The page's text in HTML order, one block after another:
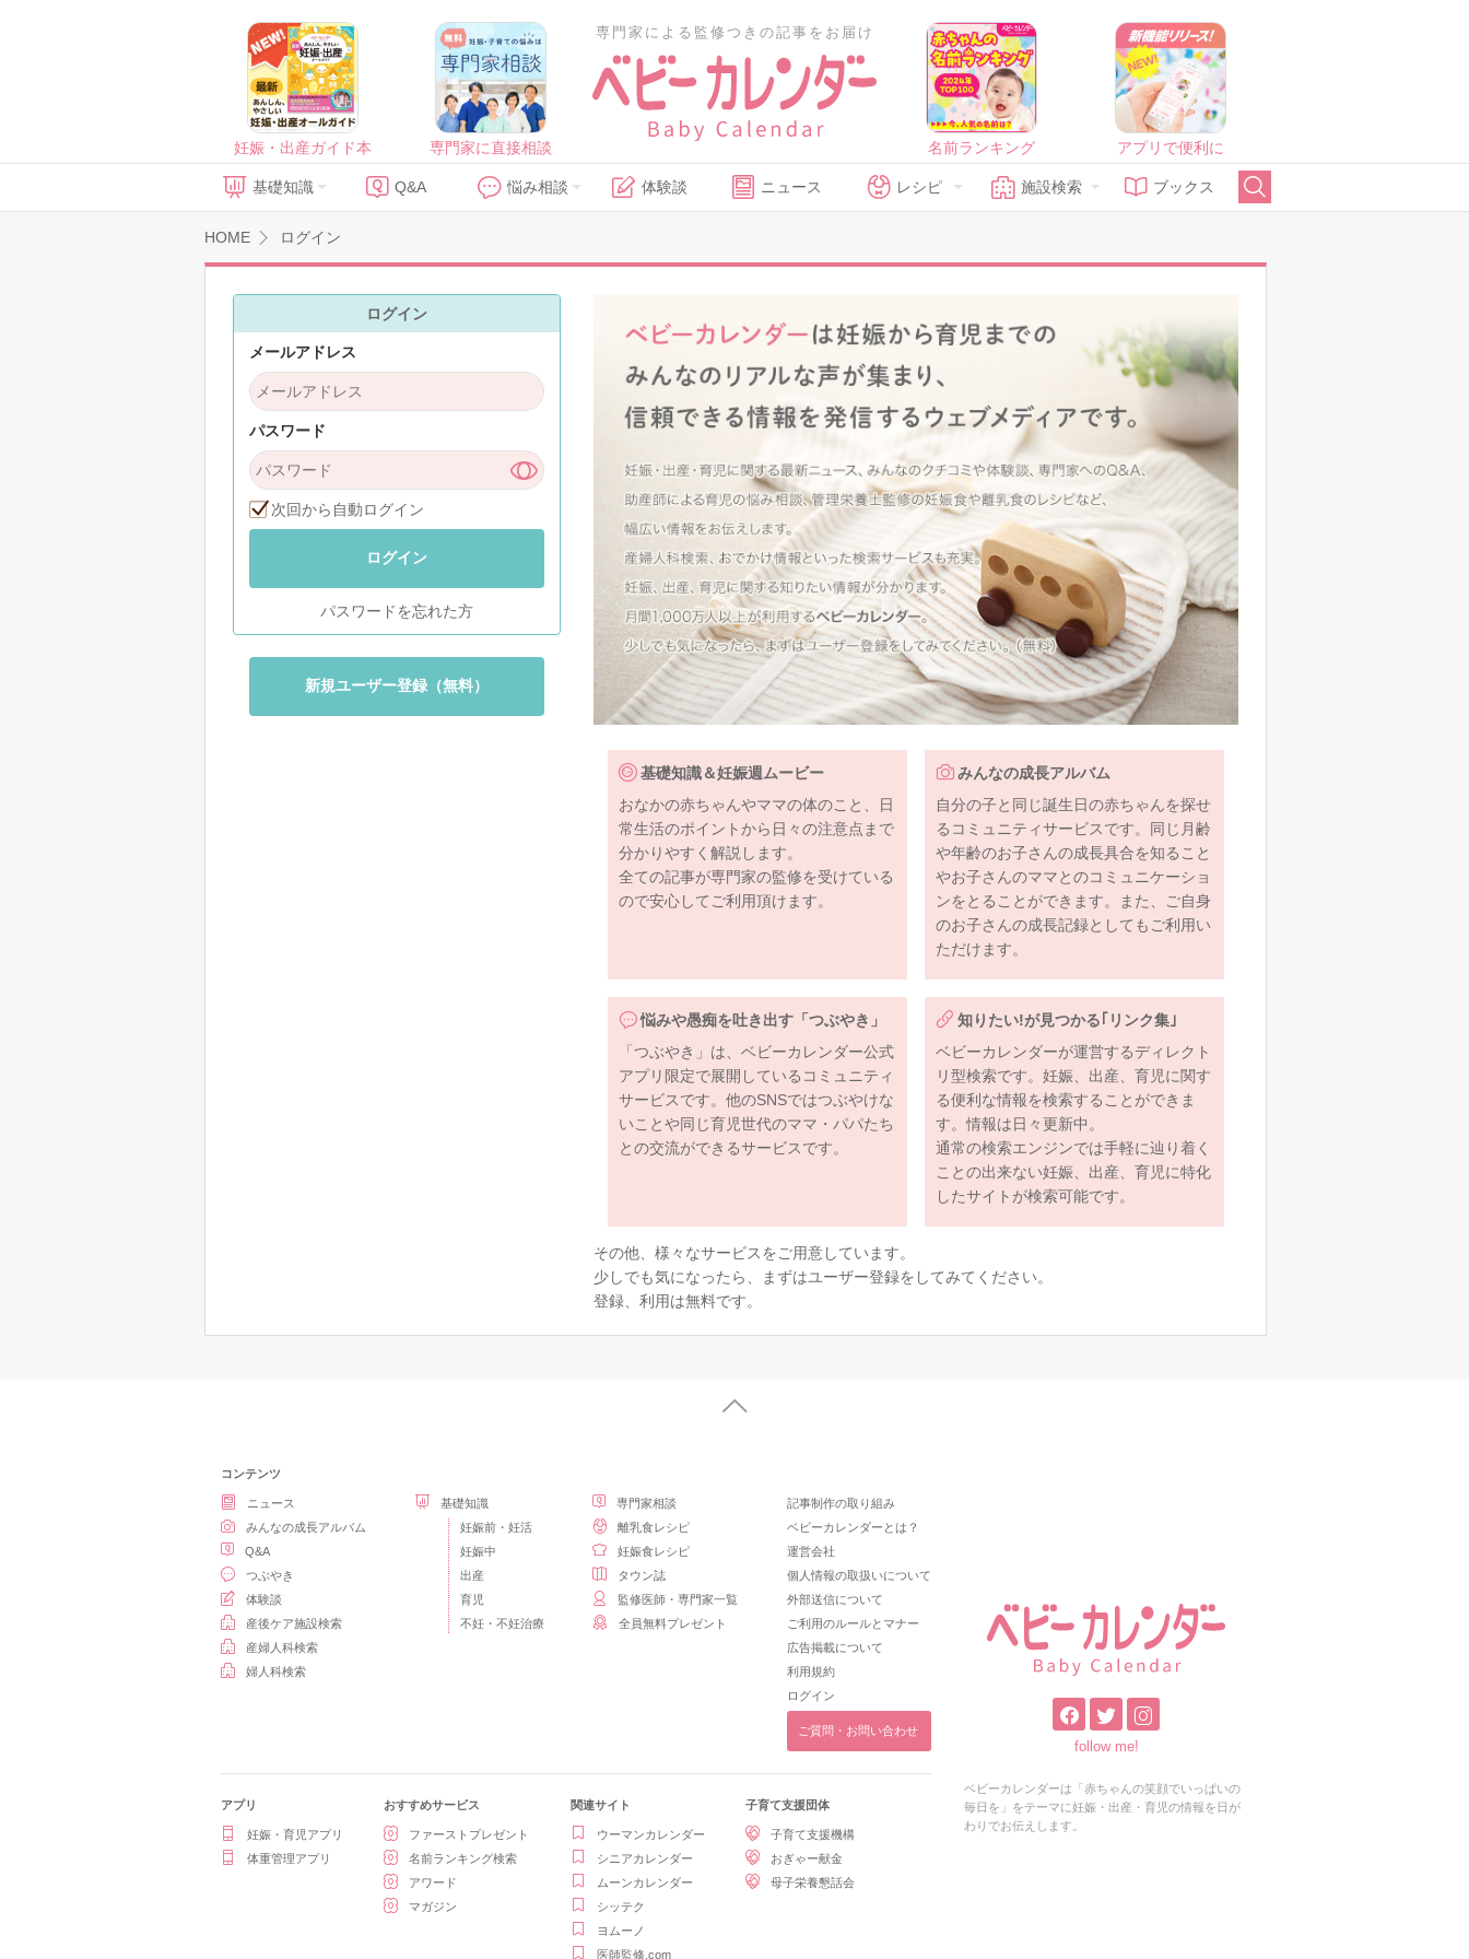
妊娠・出産ガイド本 専門家に直接相談
専門家による監修つきの記事をお届け
名前ランキング アプリで便利に
基礎知識 Q&A 悩み相談 体験談 ニュース レシピ 施設検索 ブックス
HOME ログイン
ログイン
メールアドレス
パスワード
次回から自動ログイン
ログイン
パスワードを忘れた方
新規ユーザー登録（無料）
基礎知識＆妊娠週ムービー
おなかの赤ちゃんやママの体のこと、日
常生活のポイントから日々の注意点まで
分かりやすく解説します。
全ての記事が専門家の監修を受けている
ので安心してご利用頂けます。
みんなの成長アルバム
自分の子と同じ誕生日の赤ちゃんを探せ
るコミュニティサービスです。同じ月齢
や年齢のお子さんの成長具合を知ること
やお子さんのママとのコミュニケーショ
ンをとることができます。また、ご自身
のお子さんの成長記録としてもご利用い
ただけます。
悩みや愚痴を吐き出す「つぶやき」
「つぶやき」は、ベビーカレンダー公式
アプリ限定で展開しているコミュニティ
サービスです。他のSNSではつぶやけな
いことや同じ育児世代のママ・パパたち
との交流ができるサービスです。
知りたい!が見つかる｢リンク集｣
ベビーカレンダーが運営するディレクト
リ型検索です。妊娠、出産、育児に関す
る便利な情報を検索することができま
す。情報は日々更新中。
通常の検索エンジンでは手軽に辿り着く
ことの出来ない妊娠、出産、育児に特化
したサイトが検索可能です。
その他、様々なサービスをご用意しています。
少しでも気になったら、まずはユーザー登録をしてみてください。
登録、利用は無料です。
コンテンツ
ニュース
みんなの成長アルバム
Q&A
つぶやき
体験談
産後ケア施設検索
産婦人科検索
婦人科検索
基礎知識
妊娠前・妊活
妊娠中
出産
育児
不妊・不妊治療
専門家相談
離乳食レシピ
妊娠食レシピ
タウン誌
監修医師・専門家一覧
全員無料プレゼント
記事制作の取り組み
ベビーカレンダーとは？
運営会社
個人情報の取扱いについて
外部送信について
ご利用のルールとマナー
広告掲載について
利用規約
ログイン
ご質問・お問い合わせ
アプリ
妊娠・育児アプリ
体重管理アプリ
おすすめサービス
ファーストプレゼント
名前ランキング検索
アワード
マガジン
関連サイト
ウーマンカレンダー
シニアカレンダー
ムーンカレンダー
シッテク
ヨムーノ
医師監修.com
子育て支援団体
子育て支援機構
おぎゃー献金
母子栄養懇話会
follow me!
ベビーカレンダーは「赤ちゃんの笑顔でいっぱいの
毎日を」をテーマに妊娠・出産・育児の情報を日が
わりでお伝えします。